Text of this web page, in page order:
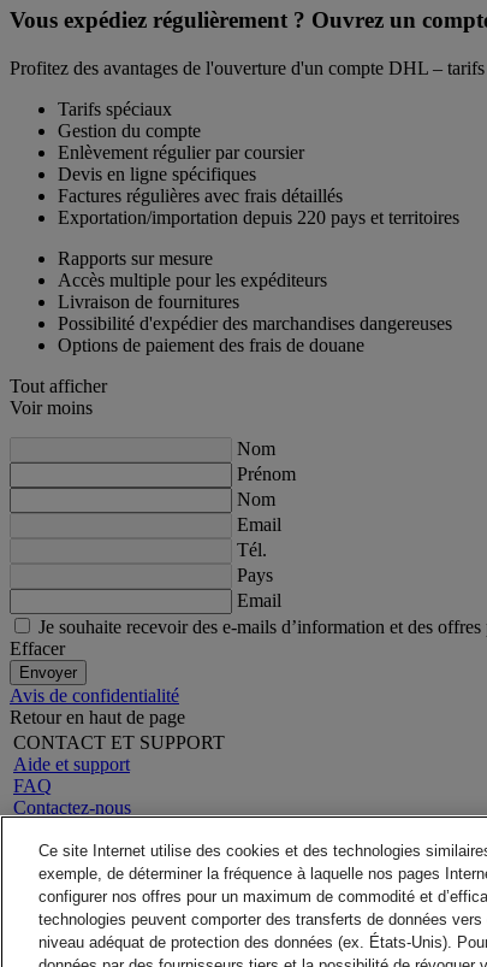
Vous expédiez régulièrement ? Ouvrez un
Profitez des avantages de l'ouverture d'un compte DHL –
Tarifs spéciaux
Gestion du compte
Enlèvement régulier par coursier
Devis en ligne spécifiques
Factures régulières avec frais détaillés
Exportation/importation depuis 220 pays et territoires
Rapports sur mesure
Accès multiple pour les expéditeurs
Livraison de fournitures
Possibilité d'expédier des marchandises dangereuses
Options de paiement des frais de douane
Tout afficher
Voir moins
Nom
Prénom
Nom
Email
Tél.
Pays
Email
Je souhaite recevoir des e-mails d’information et des
Effacer
Envoyer
Avis de confidentialité
Retour en haut de page
CONTACT ET SUPPORT
Aide et support
FAQ
Contactez-nous
LEGAL
Conditions générales
Garantie Remboursement
Avis de confidentialité
ALERTES
Alerte fraude
A propos de DHL
Presse
Carrières
Mention Légale
Ce site Internet utilise des cookies et des technologies
exemple, de déterminer la fréquence à laquelle nos pages
configurer nos offres pour un maximum de commodité et
technologies peuvent comporter des transferts de données
niveau adéquat de protection des données (ex. États-Unis).